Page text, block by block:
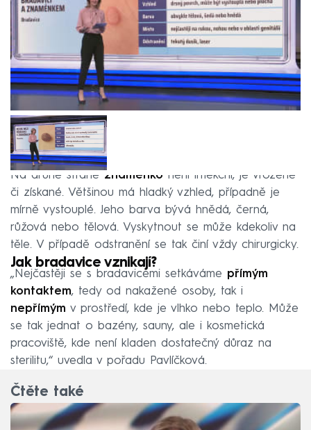
Na druhé straně znaménko není infekční, je vrozené
či získané. Většinou má hladký vzhled, případně je
mírně vystouplé. Jeho barva bývá hnědá, černá,
růžová nebo tělová. Vyskytnout se může kdekoliv na
těle. V případě odstranění se tak činí vždy chirurgicky.
Jak bradavice vznikají?
„Nejčastěji se s bradavicemi setkáváme přímým
kontaktem, tedy od nakažené osoby, tak i
nepřímým v prostředí, kde je vlhko nebo teplo. Může
se tak jednat o bazény, sauny, ale i kosmetická
pracoviště, kde není kladen dostatečný důraz na
sterilitu,“ uvedla v pořadu Pavlíčková.
Čtěte také